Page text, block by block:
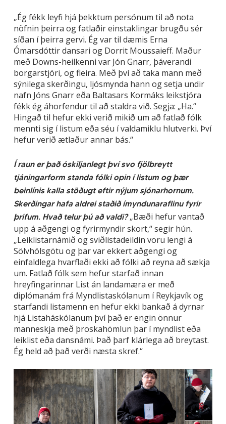
„Ég fékk leyfi hjá þekktum persónum til að nota
nöfnin þeirra og fatlaðir einstaklingar brugðu sér
síðan í þeirra gervi. Ég var til dæmis Erna
Ómarsdóttir dansari og Dorrit Moussaieff. Maður
með Downs-heilkenni var Jón Gnarr, þáverandi
borgarstjóri, og fleira. Með því að taka mann með
sýnilega skerðingu, ljósmynda hann og setja undir
nafn Jóns Gnarr eða Baltasars Kormáks leikstjóra
fékk ég áhorfendur til að staldra við. Segja: „Ha.“
Hingað til hefur ekki verið mikið um að fatlað fólk
mennti sig í listum eða séu í valdamiklu hlutverki. Því
hefur verið ætlaður annar bás.“
Í raun er það óskiljanlegt því svo fjölbreytt
tjáningarform standa fólki opin í listum og þær
beinlínis kalla stöðugt eftir nýjum sjónarhornum.
Skerðingar hafa aldrei staðið ímyndunaraflinu fyrir
þrifum. Hvað telur þú að valdi?„Bæði hefur vantað
upp á aðgengi og fyrirmyndir skort,“ segir hún.
„Leiklistarnámið og sviðlistadeildin voru lengi á
Sölvhólsgötu og þar var ekkert aðgengi og
einfaldlega hvarflaði ekki að fólki að reyna að sækja
um. Fatlað fólk sem hefur starfað innan
hreyfingarinnar List án landamæra er með
diplómanám frá Myndlistaskólanum í Reykjavík og
starfandi listamenn en hefur ekki bankað á dyrnar
hjá Listaháskólanum því það er engin önnur
manneskja með þroskahömlun þar í myndlist eða
leiklist eða dansnámi. Það þarf klárlega að breytast.
Ég held að það verði næsta skref.“